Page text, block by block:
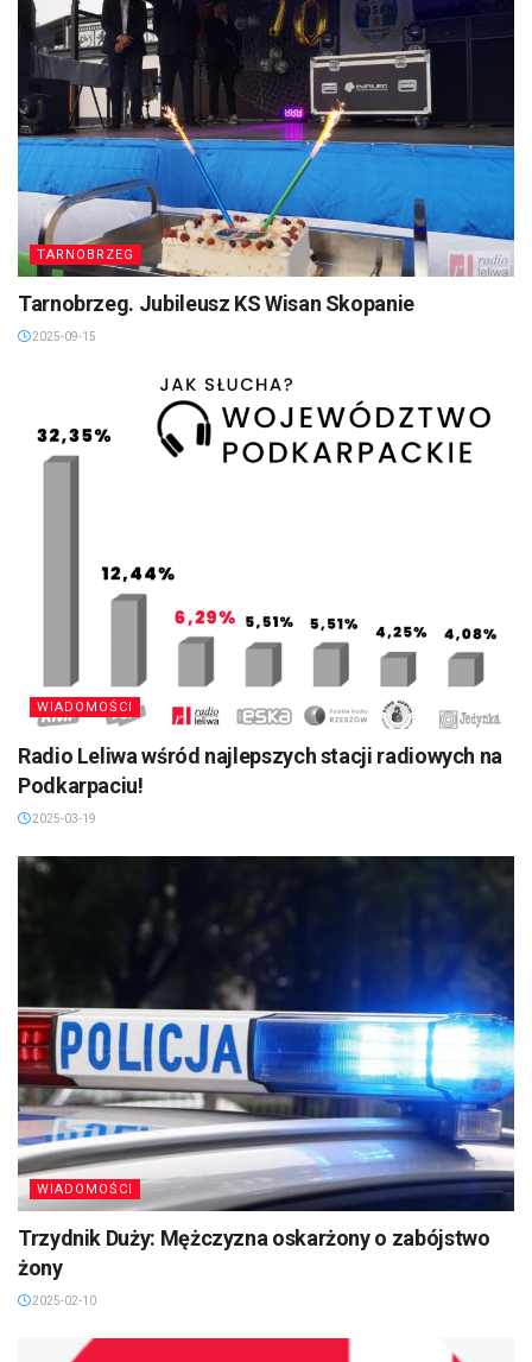
TARNOBRZEG
Tarnobrzeg. Jubileusz KS Wisan Skopanie
2025-09-15
WIADOMOŚCI
Radio Leliwa wśród najlepszych stacji radiowych na
Podkarpaciu!
2025-03-19
WIADOMOŚCI
Trzydnik Duży: Mężczyzna oskarżony o zabójstwo
żony
2025-02-10